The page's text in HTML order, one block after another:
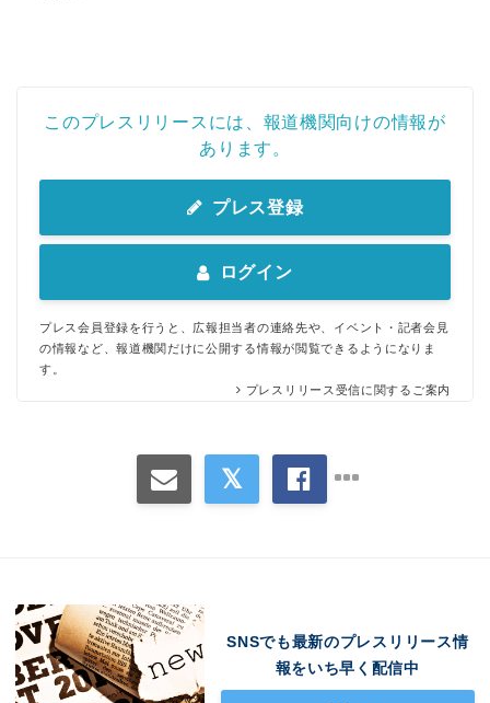
このプレスリリースには、報道機関向けの情報が
あります。
プレス登録
ログイン
プレス会員登録を行うと、広報担当者の連絡先や、イベント・記者会見
の情報など、報道機関だけに公開する情報が閲覧できるようになりま
す。
プレスリリース受信に関するご案内
SNSでも最新のプレスリリース情
報をいち早く配信中
Japanese